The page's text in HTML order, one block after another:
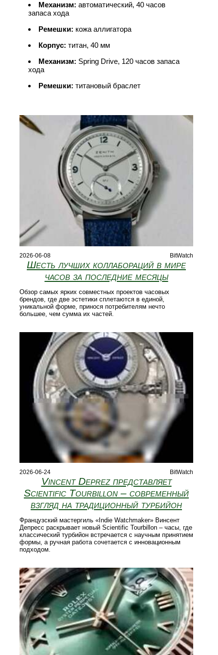
Механизм: автоматический, 40 часов
запаса хода
Ремешки: кожа аллигатора
Корпус: титан, 40 мм
Механизм: Spring Drive, 120 часов запаса
хода
Ремешки: титановый браслет
2026-06-08 BitWatch
Шесть лучших коллабораций в мире
часов за последние месяцы
Обзор самых ярких совместных проектов часовых
брендов, где две эстетики сплетаются в единой,
уникальной форме, принося потребителям нечто
большее, чем сумма их частей.
2026-06-24 BitWatch
Vincent Deprez представляет
Scientific Tourbillon – современный
взгляд на традиционный турбийон
Французский мастергиль «Indie Watchmaker» Винсент
Депресс раскрывает новый Scientific Tourbillon – часы, где
классический турбийон встречается с научным принятием
формы, а ручная работа сочетается с инновационным
подходом.